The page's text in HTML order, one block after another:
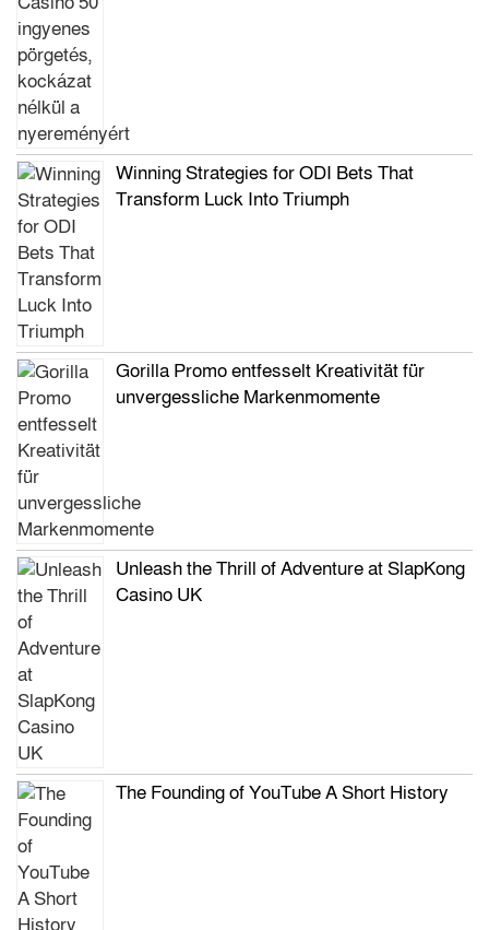
Winning Strategies for ODI Bets That
Transform Luck Into Triumph
Gorilla Promo entfesselt Kreativität für
unvergessliche Markenmomente
Unleash the Thrill of Adventure at SlapKong
Casino UK
The Founding of YouTube A Short History